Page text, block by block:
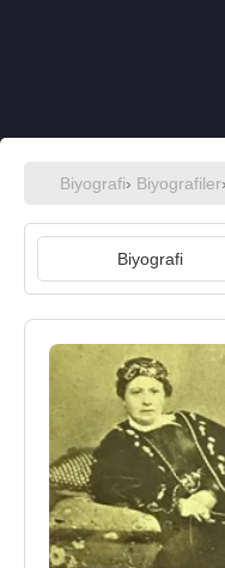
Biyografi› Biyografiler›
Biyografi